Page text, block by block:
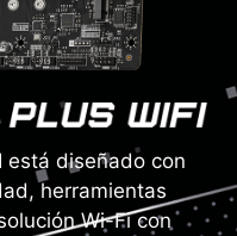
está diseñado con
herramientas
Wi-Fi con